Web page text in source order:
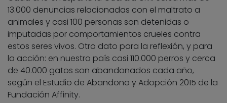
13.000 denuncias relacionadas con el maltrato a
animales y casi 100 personas son detenidas o
imputadas por comportamientos crueles contra
estos seres vivos. Otro dato para la reflexión, y para
la acción: en nuestro país casi 110.000 perros y cerca
de 40.000 gatos son abandonados cada año,
según el Estudio de Abandono y Adopción 2015 de la
Fundación Affinity.